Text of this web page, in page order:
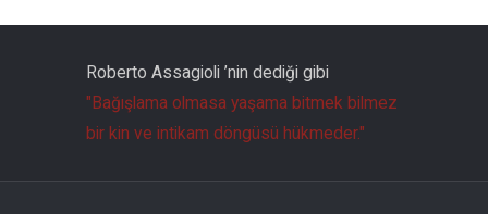
Roberto Assagioli ’nin dediği gibi
"Bağışlama olmasa yaşama bitmek bilmez
bir kin ve intikam döngüsü hükmeder."